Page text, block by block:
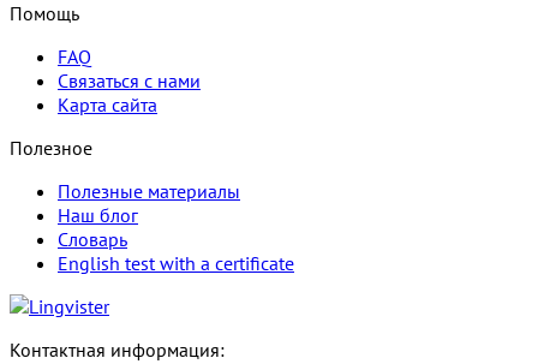
Помощь
FAQ
Связаться с нами
Карта сайта
Полезное
Полезные материалы
Наш блог
Словарь
English test with a certificate
Контактная информация: